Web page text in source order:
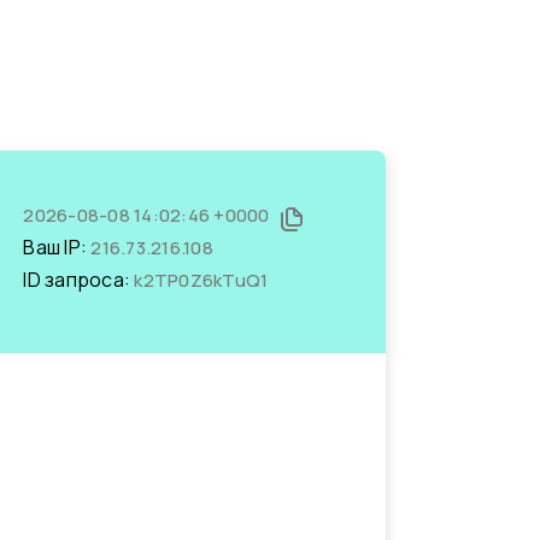
2026-08-08 14:02:46 +0000
Ваш IP:216.73.216.108
ID запроса:k2TP0Z6kTuQ1